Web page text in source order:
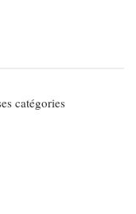
catégories